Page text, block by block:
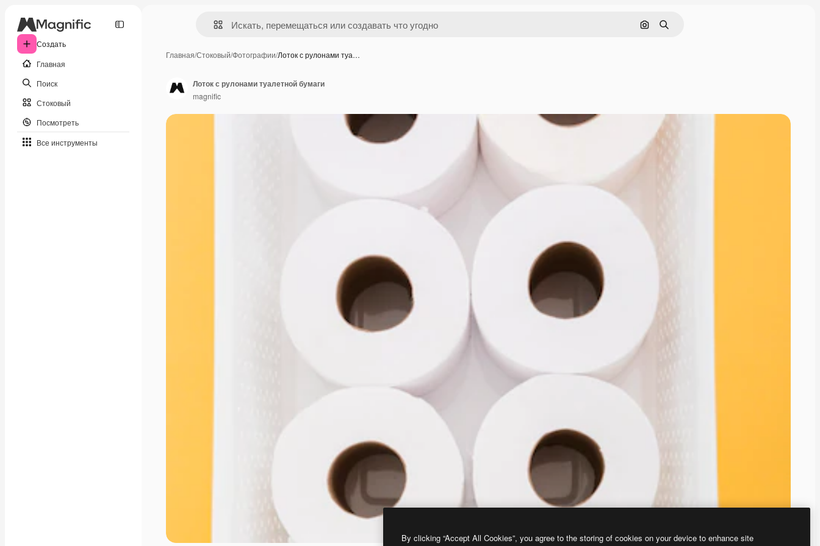
Создать
Главная
Поиск
Стоковый
Посмотреть
Все инструменты
Поиск по изображению
Поиск
Главная/Стоковый/Фотографии/Лоток с рулонами туа…
Лоток с рулонами туалетной бумаги
magnific
By clicking “Accept All Cookies”, you agree to the storing of cookies on your device to enhance site